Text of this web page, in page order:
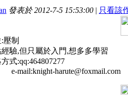
發表於 2012-7-5 15:53:00 | 只看該
壓制
驗,但只屬於入門,想多多學習
式:qq:464807277
harute@foxmail.com